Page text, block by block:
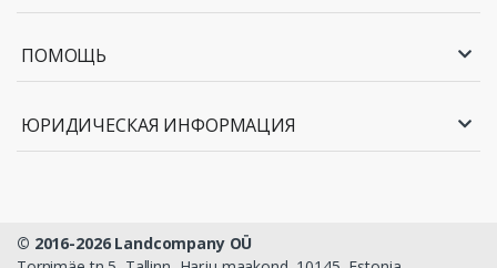
ПОМОЩЬ
ЮРИДИЧЕСКАЯ ИНФОРМАЦИЯ
© 2016-2026 Landcompany OÜ